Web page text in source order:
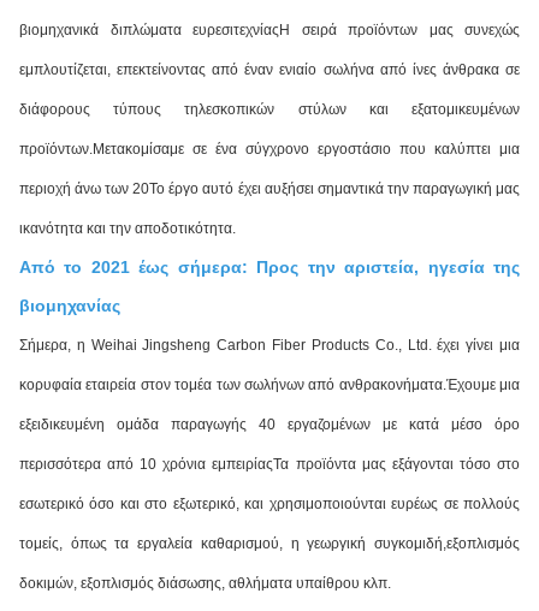
βιομηχανικά διπλώματα ευρεσιτεχνίαςΗ σειρά προϊόντων μας συνεχώς
εμπλουτίζεται, επεκτείνοντας από έναν ενιαίο σωλήνα από ίνες άνθρακα σε
διάφορους τύπους τηλεσκοπικών στύλων και εξατομικευμένων
προϊόντων.Μετακομίσαμε σε ένα σύγχρονο εργοστάσιο που καλύπτει μια
περιοχή άνω των 20Το έργο αυτό έχει αυξήσει σημαντικά την παραγωγική μας
ικανότητα και την αποδοτικότητα.
Από το 2021 έως σήμερα: Προς την αριστεία, ηγεσία της
βιομηχανίας
Σήμερα, η Weihai Jingsheng Carbon Fiber Products Co., Ltd. έχει γίνει μια
κορυφαία εταιρεία στον τομέα των σωλήνων από ανθρακονήματα.Έχουμε μια
εξειδικευμένη ομάδα παραγωγής 40 εργαζομένων με κατά μέσο όρο
περισσότερα από 10 χρόνια εμπειρίαςΤα προϊόντα μας εξάγονται τόσο στο
εσωτερικό όσο και στο εξωτερικό, και χρησιμοποιούνται ευρέως σε πολλούς
τομείς, όπως τα εργαλεία καθαρισμού, η γεωργική συγκομιδή,εξοπλισμός
δοκιμών, εξοπλισμός διάσωσης, αθλήματα υπαίθρου κλπ.